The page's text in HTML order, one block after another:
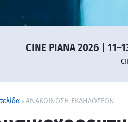
CINE PIANA 2026 |
ΑΝΑΚΟΙΝΩΣΗ ΕΚΔΗΛΩΣΕΩΝ